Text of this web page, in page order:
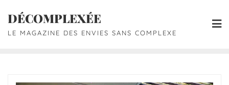
DÉCOMPLEXÉE
LE MAGAZINE DES ENVIES SANS COMPLEXE